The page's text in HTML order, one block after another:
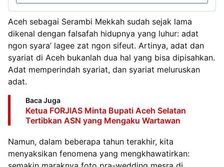
Aceh sebagai Serambi Mekkah sudah sejak lama
dikenal dengan falsafah hidupnya yang luhur: adat
ngon syara’ lagee zat ngon sifeut. Artinya, adat dan
syariat di Aceh bukanlah dua hal yang bisa dipisahkan.
Adat memperindah syariat, dan syariat meluruskan
adat.
Baca Juga
Ketua FORJIAS Minta Bupati Aceh Selatan
Tertibkan ASN yang Mengaku Wartawan
Namun, dalam beberapa tahun terakhir, kita
menyaksikan fenomena yang mengkhawatirkan: